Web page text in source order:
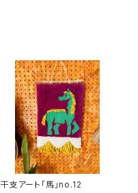
干支アート「馬」no.12